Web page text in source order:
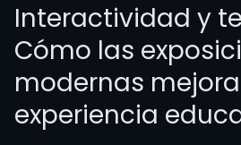
Interactividad y
Cómo las
modernas
experiencia